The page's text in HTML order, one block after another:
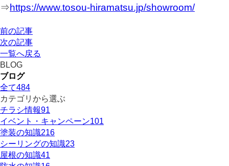
⇒https://www.tosou-hiramatsu.jp/showroom/
前の記事
次の記事
一覧へ戻る
BLOG
ブログ
全て484
カテゴリから選ぶ
チラシ情報91
イベント・キャンペーン101
塗装の知識216
シーリングの知識23
屋根の知識41